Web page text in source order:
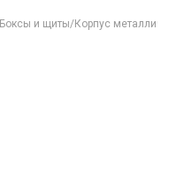
Боксы и щиты/Корпус